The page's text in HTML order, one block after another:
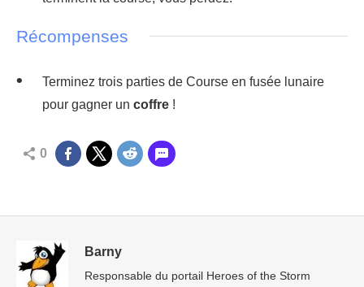
Récompenses
Terminez trois parties de Course en fusée lunaire
pour gagner un coffre !
0
Barny
Responsable du portail Heroes of the Storm